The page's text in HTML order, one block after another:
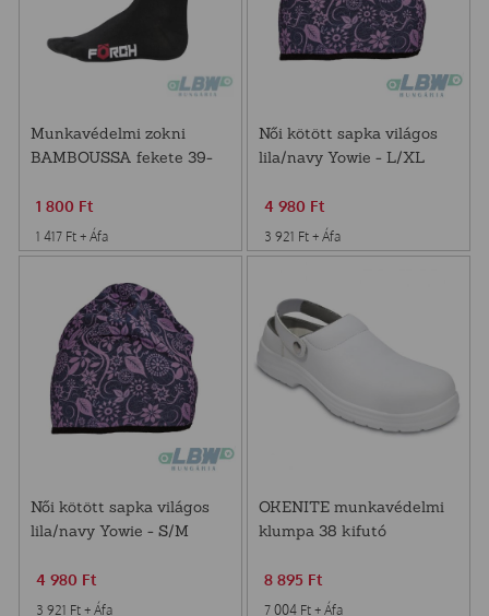
Munkavédelmi zokni
BAMBOUSSA fekete 39-
1 800 Ft
1 417 Ft + Áfa
Női kötött sapka világos
lila/navy Yowie - L/XL
4 980 Ft
3 921 Ft + Áfa
Női kötött sapka világos
lila/navy Yowie - S/M
4 980 Ft
3 921 Ft + Áfa
OKENITE munkavédelmi
klumpa 38 kifutó
8 895 Ft
7 004 Ft + Áfa